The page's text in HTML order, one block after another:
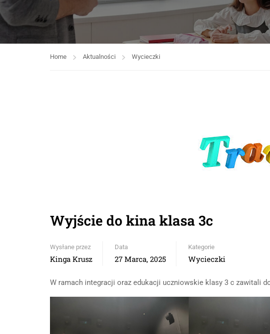
Home Aktualności Wycieczki
Wyjście do kina klasa 3c
Wysłane przez
Kinga Krusz
Data
27 Marca, 2025
Kategorie
Wycieczki
W ramach integracji oraz edukacji uczniowskie klasy 3 c zawitali